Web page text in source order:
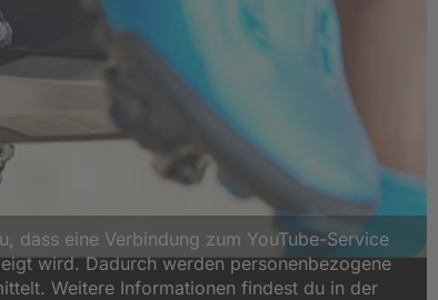
dass eine Verbindung zum YouTube-Service
wird. Dadurch werden personenbezogene
Weitere Informationen findest du in der